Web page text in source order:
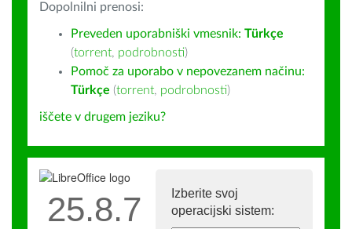
Dopolnilni prenosi:
Preveden uporabniški vmesnik: Türkçe
(torrent, podrobnosti)
Pomoč za uporabo v nepovezanem načinu:
Türkçe (torrent, podrobnosti)
iščete v drugem jeziku?
Izberite svoj
operacijski sistem:
25.8.7